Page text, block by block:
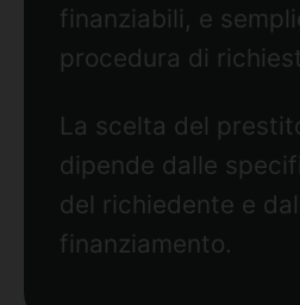
finanziabili, e
procedura di
La scelta del
dipende dalle
del richiedente e
finanziamento.